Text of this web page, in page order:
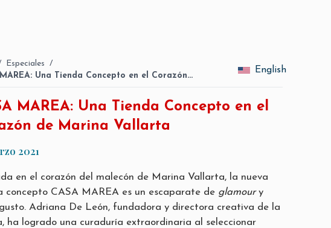
Especiales /
Una Tienda Concepto en el Corazón…
English
MAREA: Una Tienda Concepto en el
de Marina Vallarta
2021
en el corazón del malecón de Marina Vallarta, la nueva
concepto CASA MAREA es un escaparate de glamoury
Adriana De León, fundadora y directora creativa de la
ha logrado una curaduría extraordinaria al seleccionar